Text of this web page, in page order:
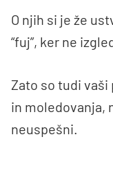
O njih si je že
“fuj”, ker ne
Zato so tudi
in moledovanja,
neuspešni.